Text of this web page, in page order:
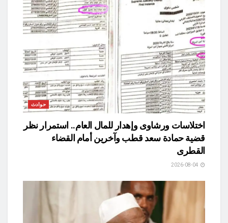
حوادث
اختلاسات ورشاوى وإهدار للمال العام.. استمرار نظر
قضية حمادة سعد قطب وآخرين أمام القضاء
القطرى